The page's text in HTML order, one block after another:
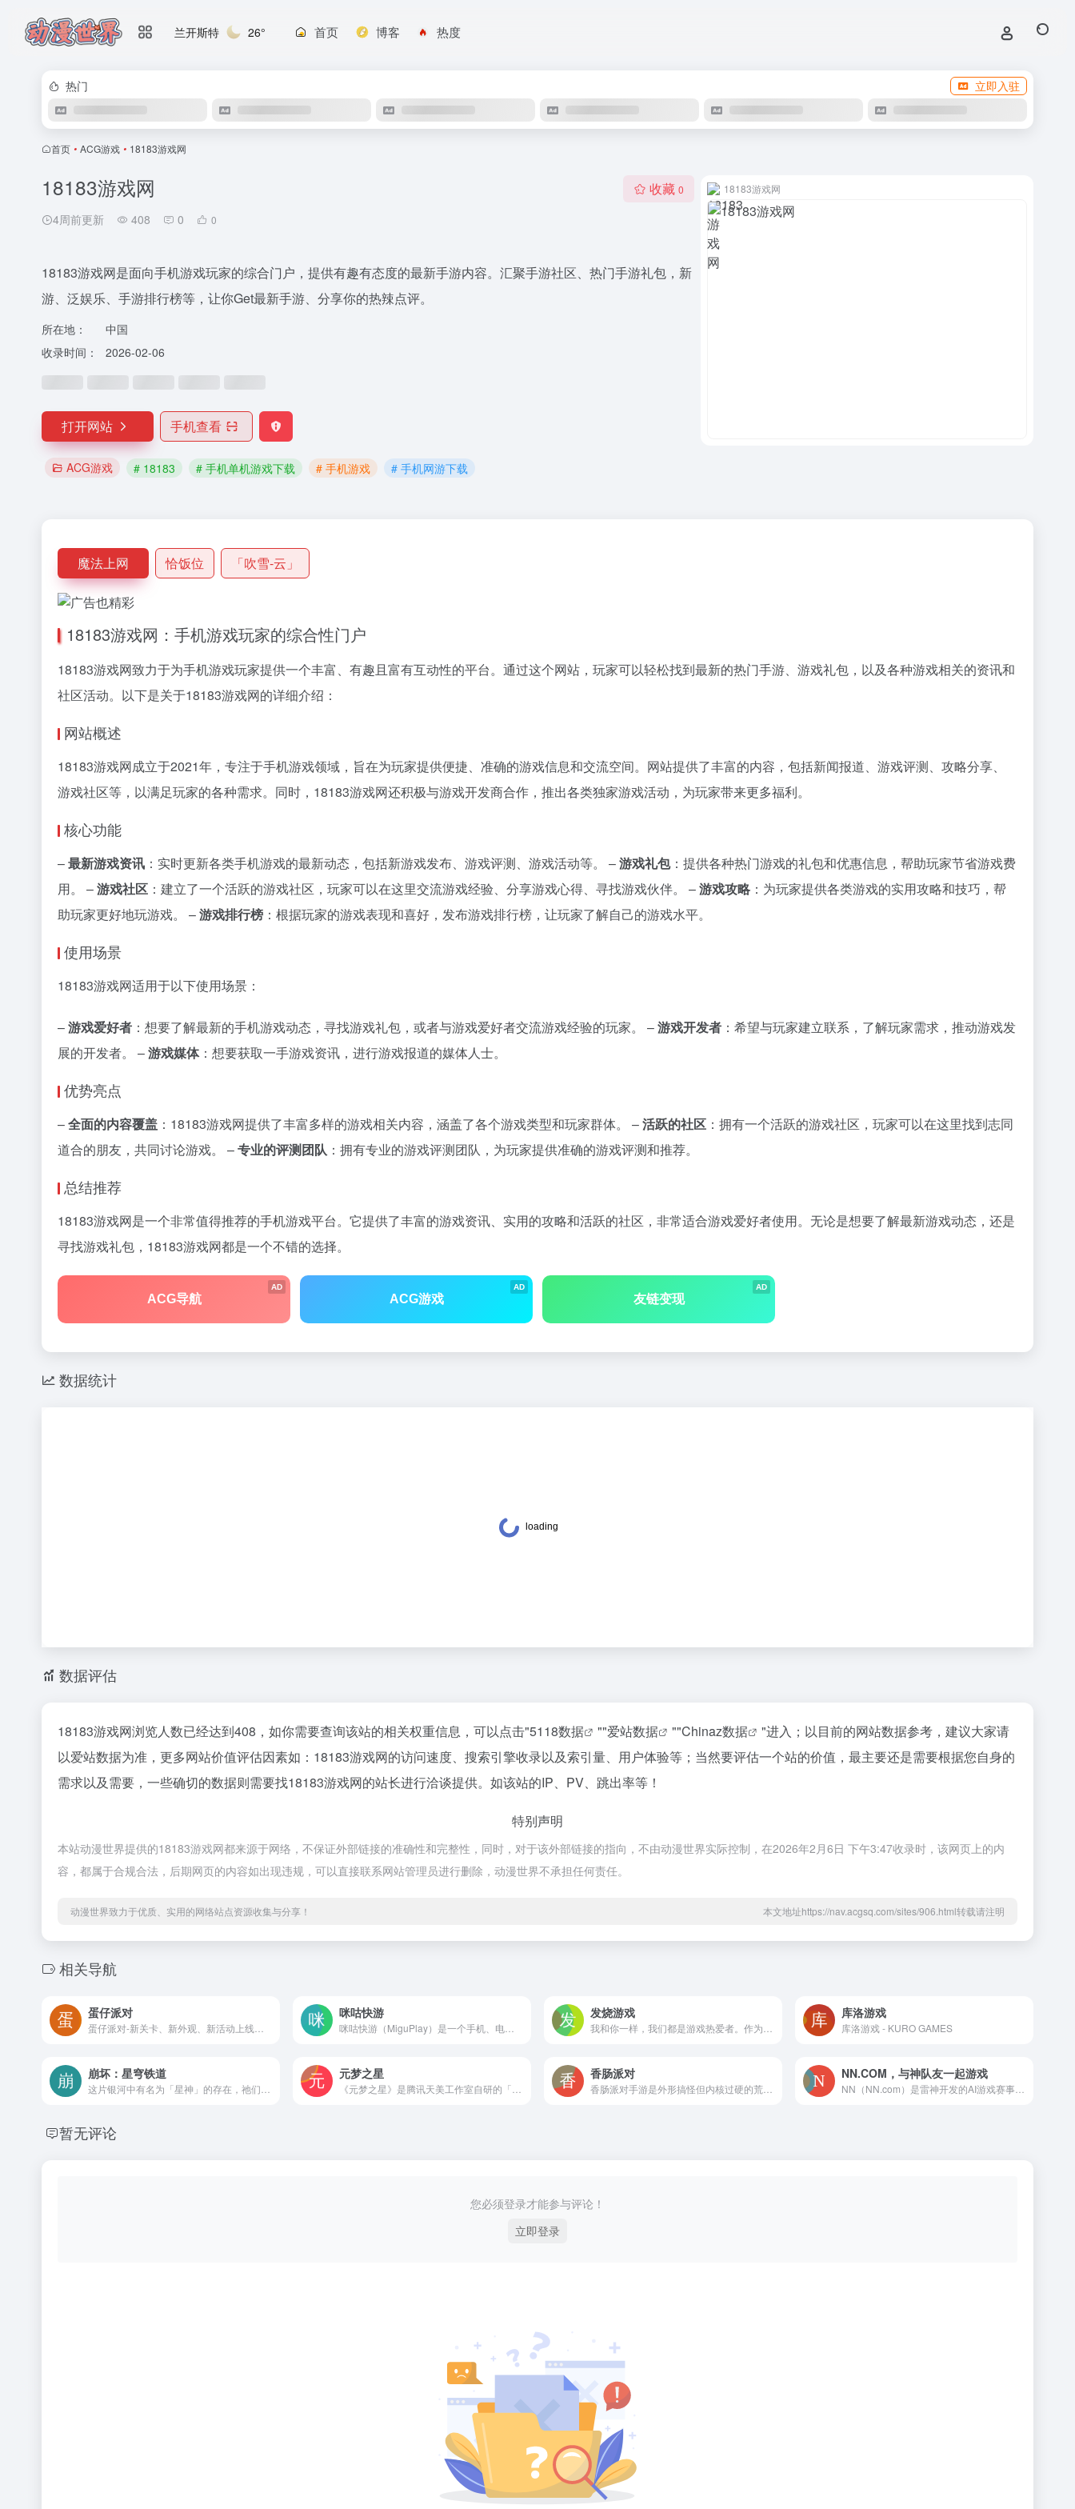
兰开斯特 26° 首页 博客 热度
热门 立即入驻
首页 • ACG游戏 • 18183游戏网
18183游戏网
4周前更新 408 0 0
收藏 0
18183游戏网是面向手机游戏玩家的综合门户，提供有趣有态度的最新手游内容。汇聚手游社区、热门手游礼包，新
游、泛娱乐、手游排行榜等，让你Get最新手游、分享你的热辣点评。
所在地：
中国
收录时间：
2026-02-06
打开网站 手机查看
ACG游戏 # 18183 # 手机单机游戏下载 # 手机游戏 # 手机网游下载
18183游戏网
魔法上网 恰饭位 「吹雪-云」
18183游戏网：手机游戏玩家的综合性门户
18183游戏网致力于为手机游戏玩家提供一个丰富、有趣且富有互动性的平台。通过这个网站，玩家可以轻松找到最新的热门手游、游戏礼包，以及各种游戏相关的资讯和
社区活动。以下是关于18183游戏网的详细介绍：
网站概述
18183游戏网成立于2021年，专注于手机游戏领域，旨在为玩家提供便捷、准确的游戏信息和交流空间。网站提供了丰富的内容，包括新闻报道、游戏评测、攻略分享、
游戏社区等，以满足玩家的各种需求。同时，18183游戏网还积极与游戏开发商合作，推出各类独家游戏活动，为玩家带来更多福利。
核心功能
–最新游戏资讯 ：实时更新各类手机游戏的最新动态，包括新游戏发布、游戏评测、游戏活动等。 –游戏礼包：提供各种热门游戏的礼包和优惠信息，帮助玩家节省游戏费
用。 –游戏社区 ：建立了一个活跃的游戏社区，玩家可以在这里交流游戏经验、分享游戏心得、寻找游戏伙伴。 –游戏攻略 ：为玩家提供各类游戏的实用攻略和技巧，帮
助玩家更好地玩游戏。 –游戏排行榜 ：根据玩家的游戏表现和喜好，发布游戏排行榜，让玩家了解自己的游戏水平。
使用场景
18183游戏网适用于以下使用场景：
–游戏爱好者 ：想要了解最新的手机游戏动态，寻找游戏礼包，或者与游戏爱好者交流游戏经验的玩家。 –游戏开发者 ：希望与玩家建立联系，了解玩家需求，推动游戏发
展的开发者。 –游戏媒体：想要获取一手游戏资讯，进行游戏报道的媒体人士。
优势亮点
–全面的内容覆盖 ：18183游戏网提供了丰富多样的游戏相关内容，涵盖了各个游戏类型和玩家群体。 –活跃的社区 ：拥有一个活跃的游戏社区，玩家可以在这里找到志同
道合的朋友，共同讨论游戏。 –专业的评测团队 ：拥有专业的游戏评测团队，为玩家提供准确的游戏评测和推荐。
总结推荐
18183游戏网是一个非常值得推荐的手机游戏平台。它提供了丰富的游戏资讯、实用的攻略和活跃的社区，非常适合游戏爱好者使用。无论是想要了解最新游戏动态，还是
寻找游戏礼包，18183游戏网都是一个不错的选择。
AD
ACG导航
AD
ACG游戏
AD
友链变现
数据统计
数据评估
18183游戏网浏览人数已经达到408，如你需要查询该站的相关权重信息，可以点击"5118数据 ""爱站数据 ""Chinaz数据
"进入；以目前的网站数据参考，建议大家请
以爱站数据为准，更多网站价值评估因素如：18183游戏网的访问速度、搜索引擎收录以及索引量、用户体验等；当然要评估一个站的价值，最主要还是需要根据您自身的
需求以及需要，一些确切的数据则需要找18183游戏网的站长进行洽谈提供。如该站的IP、PV、跳出率等！
特别声明
本站动漫世界提供的18183游戏网都来源于网络，不保证外部链接的准确性和完整性，同时，对于该外部链接的指向，不由动漫世界实际控制，在2026年2月6日 下午3:47收录时，该网页上的内
容，都属于合规合法，后期网页的内容如出现违规，可以直接联系网站管理员进行删除，动漫世界不承担任何责任。
动漫世界致力于优质、实用的网络站点资源收集与分享！ 本文地址https://nav.acgsq.com/sites/906.html转载请注明
相关导航
蛋仔派对 咪咕快游 发烧游戏 库洛游戏
库洛游戏 - KURO GAMES
崩坏：星穹铁道 元梦之星 香肠派对 NN.COM，与神队友一起游戏
暂无评论
您必须登录才能参与评论！
立即登录